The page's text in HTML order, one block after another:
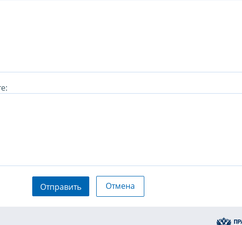
Отправить Отмена